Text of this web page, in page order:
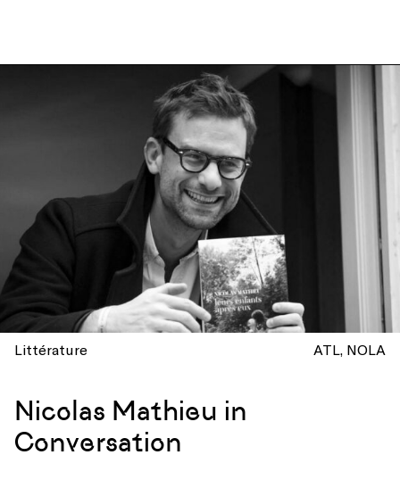
Littérature ATL NOLA
Nicolas Mathieu in
Conversation